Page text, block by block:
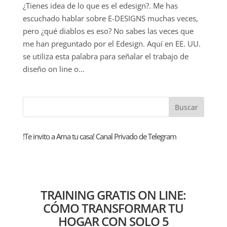
¿Tienes idea de lo que es el edesign?. Me has
escuchado hablar sobre E-DESIGNS muchas veces,
pero ¿qué diablos es eso? No sabes las veces que
me han preguntado por el Edesign. Aquí en EE. UU.
se utiliza esta palabra para señalar el trabajo de
diseño on line o...
!Te invito a Ama tu casa! Canal Privado de Telegram
TRAINING GRATIS ON LINE:
CÓMO TRANSFORMAR TU
HOGAR CON SOLO 5